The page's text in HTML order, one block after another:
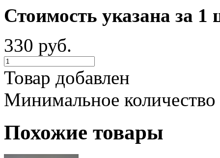
Стоимость указана за 1
330 руб.
Товар добавлен
Минимальное
Похожие товары